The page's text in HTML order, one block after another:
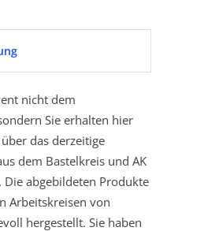
nicht dem
Sie erhalten hier
das derzeitige
dem Bastelkreis und AK
Die abgebildeten Produkte
Arbeitskreisen von
hergestellt. Sie haben